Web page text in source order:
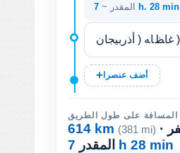
المقدر ~ 7 h. 28 min
أضف عنصرا
المسافة على طول الطريق
614 km (381 mi) · وقت السفر
المقدر 7 h 28 min